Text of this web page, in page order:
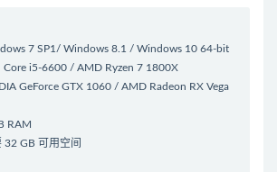
7 SP1/ Windows 8.1 / Windows 10 64-bit
i5-6600 / AMD Ryzen 7 1800X
GeForce GTX 1060 / AMD Radeon RX Vega
RAM
GB 可用空间